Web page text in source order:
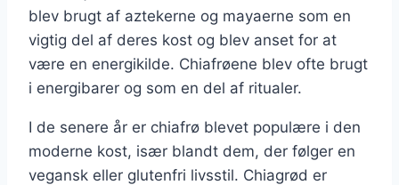
blev brugt af aztekerne og mayaerne som en
vigtig del af deres kost og blev anset for at
være en energikilde. Chiafrøene blev ofte brugt
i energibarer og som en del af ritualer.
I de senere år er chiafrø blevet populære i den
moderne kost, især blandt dem, der følger en
vegansk eller glutenfri livsstil. Chiagrød er